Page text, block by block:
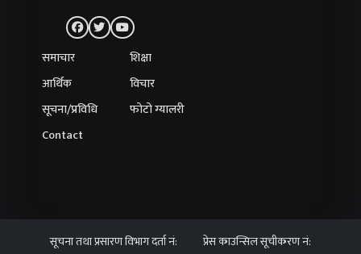
समाचार
शिक्षा
आर्थिक
विचार
सूचना/प्रविधि
फोटो ग्यालरी
Contact
सूचना तथा प्रसारण विभाग दर्ता नं: प्रेस काउन्सिल सूचीकरण नं: